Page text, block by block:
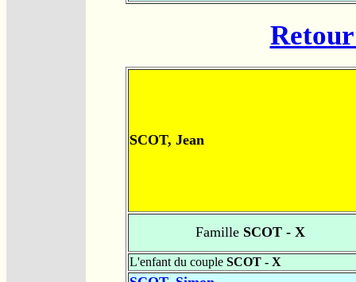
SCOT, Jean
FamilleSCOT - X
L'enfant du couple SCOT - X